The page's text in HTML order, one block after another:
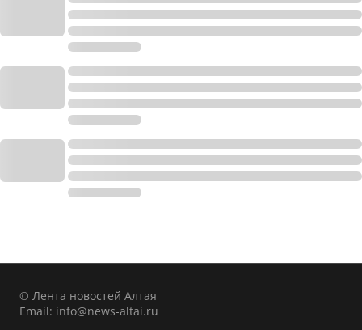
© Лента новостей Алтая
Email: info@news-altai.ru